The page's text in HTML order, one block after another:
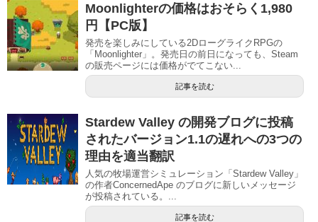
Moonlighterの価格はおそらく1,980
円【PC版】
発売を楽しみにしている2DローグライクRPGの
「Moonlighter」。発売日の前日になっても、Steam
の販売ページには価格がでてこない...
記事を読む
Stardew Valley の開発ブログに投稿
されたバージョン1.1の遅れへの3つの
理由を適当翻訳
人気の牧場運営シミュレーション「Stardew Valley」
の作者ConcernedApe のブログに新しいメッセージ
が投稿されている。...
記事を読む